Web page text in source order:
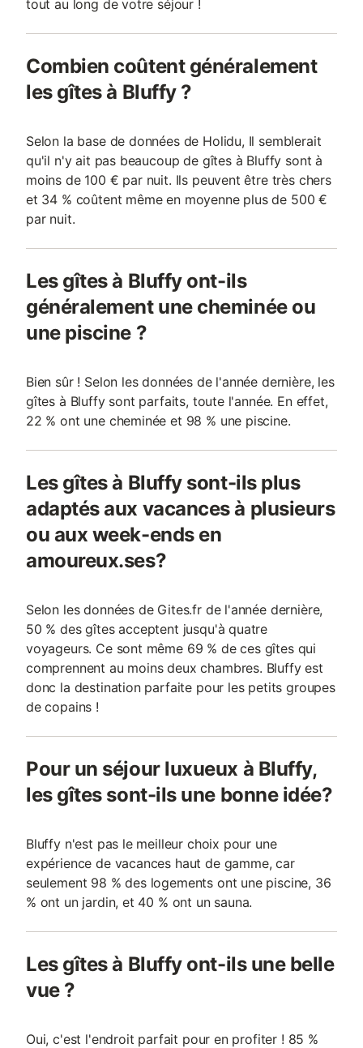
tout au long de votre séjour !
Combien coûtent généralement
les gîtes à Bluffy ?
Selon la base de données de Holidu, Il semblerait
qu'il n'y ait pas beaucoup de gîtes à Bluffy sont à
moins de 100 € par nuit. Ils peuvent être très chers
et 34 % coûtent même en moyenne plus de 500 €
par nuit.
Les gîtes à Bluffy ont-ils
généralement une cheminée ou
une piscine ?
Bien sûr ! Selon les données de l'année dernière, les
gîtes à Bluffy sont parfaits, toute l'année. En effet,
22 % ont une cheminée et 98 % une piscine.
Les gîtes à Bluffy sont-ils plus
adaptés aux vacances à plusieurs
ou aux week-ends en
amoureux.ses?
Selon les données de Gites.fr de l'année dernière,
50 % des gîtes acceptent jusqu'à quatre
voyageurs. Ce sont même 69 % de ces gîtes qui
comprennent au moins deux chambres. Bluffy est
donc la destination parfaite pour les petits groupes
de copains !
Pour un séjour luxueux à Bluffy,
les gîtes sont-ils une bonne idée?
Bluffy n'est pas le meilleur choix pour une
expérience de vacances haut de gamme, car
seulement 98 % des logements ont une piscine, 36
% ont un jardin, et 40 % ont un sauna.
Les gîtes à Bluffy ont-ils une belle
vue ?
Oui, c'est l'endroit parfait pour en profiter ! 85 %